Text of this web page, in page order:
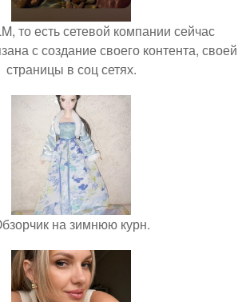
то есть сетевой компании сейчас
с создание своего контента, своей
страницы в соц сетях.
на зимнюю курн.